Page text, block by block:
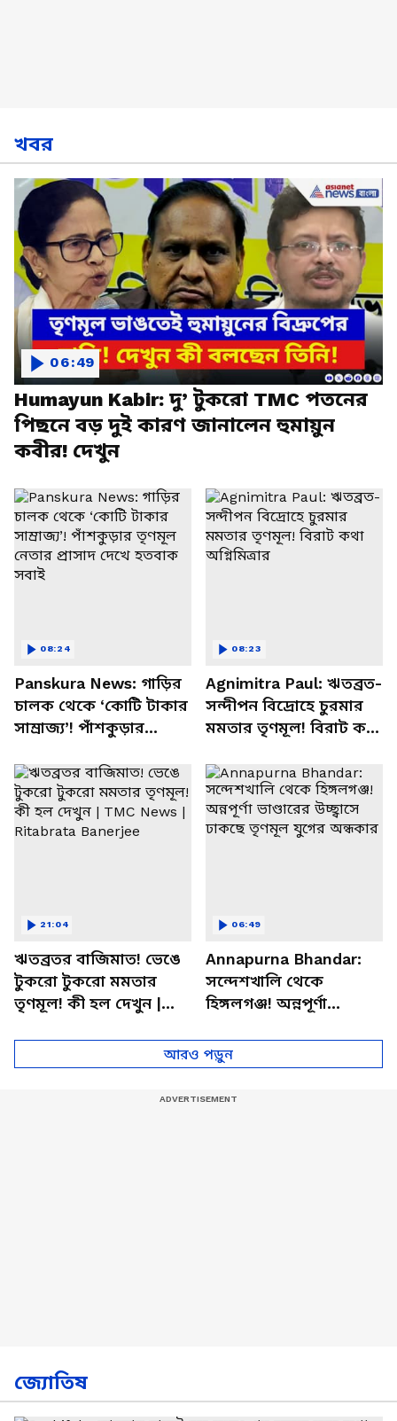
খবর
Humayun Kabir: দু’ টুকরো TMC পতনের
পিছনে বড় দুই কারণ জানালেন হুমায়ুন
কবীর! দেখুন
06:49
Panskura News: গাড়ির
চালক থেকে ‘কোটি টাকার
সাম্রাজ্য’! পাঁশকুড়ার
হতবাক সবাই
08:24
Agnimitra Paul: ঋতব্রত-
সন্দীপন বিদ্রোহে চুরমার
মমতার তৃণমূল! বিরাট কথা
08:23
ঋতব্রতর বাজিমাত! ভেঙে
টুকরো টুকরো মমতার
তৃণমূল! কী হল দেখুন |
21:04
Annapurna Bhandar:
সন্দেশখালি থেকে
হিঙ্গলগঞ্জ! অন্নপূর্ণা
তৃণমূল যুগের অন্ধকার
06:49
আরও পড়ুন
জ্যোতিষ